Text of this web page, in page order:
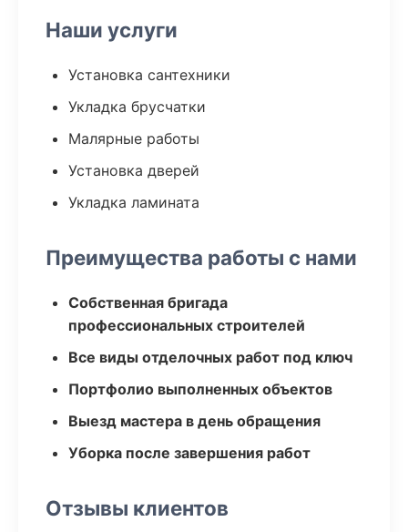
Наши услуги
Установка сантехники
Укладка брусчатки
Малярные работы
Установка дверей
Укладка ламината
Преимущества работы с нами
Собственная бригада
профессиональных строителей
Все виды отделочных работ под ключ
Портфолио выполненных объектов
Выезд мастера в день обращения
Уборка после завершения работ
Отзывы клиентов